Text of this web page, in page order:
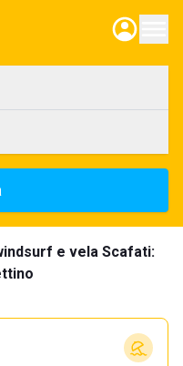
e vela Scafati: